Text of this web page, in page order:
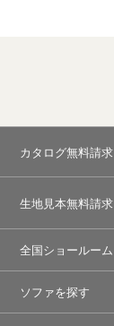
カタログ無料請求
生地見本無料請求
全国ショールーム
ソファを探す